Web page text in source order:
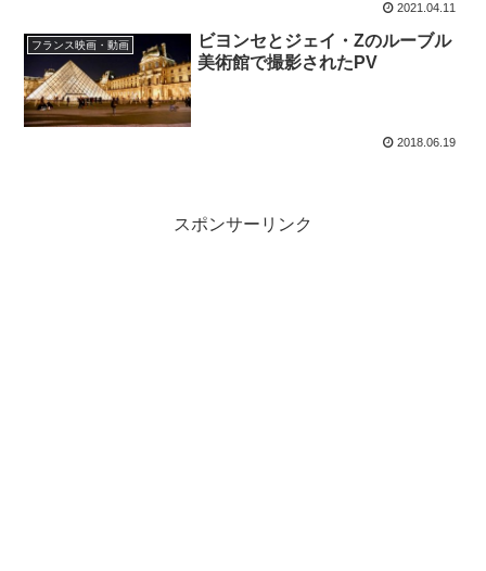
2021.04.11
フランス映画・動画
ビヨンセとジェイ・Zのルーブル
美術館で撮影されたPV
2018.06.19
スポンサーリンク